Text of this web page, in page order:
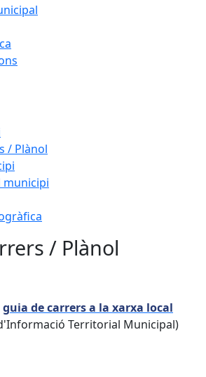
/ Plànol
/ Plànol
guia de carrers a la xarxa local
Territorial Municipal)